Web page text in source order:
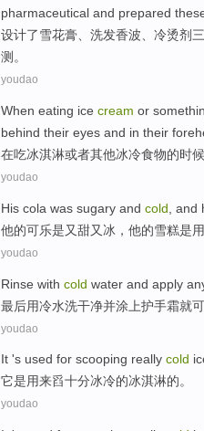
pharmaceutical and prepared
设计了雪花膏
洗发香波 、冷烫剂
测。
youdao
When eating ice cream or
behind their eyes and in their
在吃冰淇淋或者其他冰冷食物的时候
youdao
His cola was sugary and cold , and
他的可乐是又甜又 冰 ，他的雪糕是用
youdao
Rinse with cold water and apply
最后用冷水洗干净并涂上护手霜就
youdao
It 's used for scooping really cold
它是用来舀十分冰冷的冰淇淋的。
youdao